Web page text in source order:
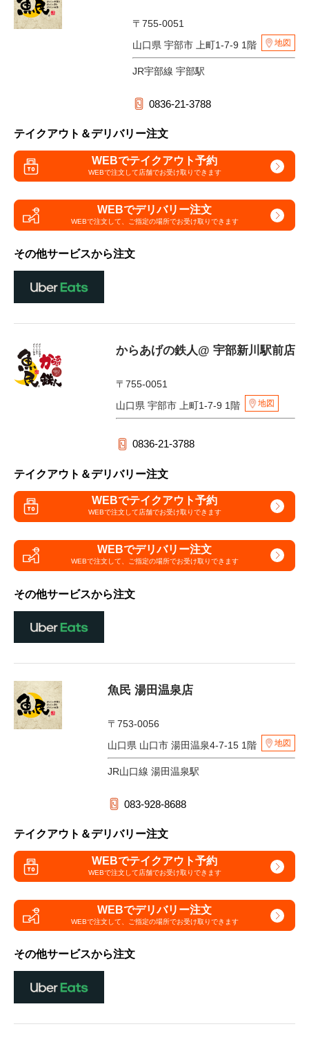
〒755-0051
山口県 宇部市 上町1-7-9 1階
地図
JR宇部線 宇部駅
0836-21-3788
テイクアウト＆デリバリー注文
WEBでテイクアウト予約
WEBで注文して店舗でお受け取りできます
WEBでデリバリー注文
WEBで注文して、 ご指定の場所でお受け取りできます
その他サービスから注文
からあげの鉄人@ 宇部新川駅前店
〒755-0051
山口県 宇部市 上町1-7-9 1階
地図
0836-21-3788
テイクアウト＆デリバリー注文
WEBでテイクアウト予約
WEBで注文して店舗でお受け取りできます
WEBでデリバリー注文
WEBで注文して、 ご指定の場所でお受け取りできます
その他サービスから注文
魚民 湯田温泉店
〒753-0056
山口県 山口市 湯田温泉4-7-15 1階
地図
JR山口線 湯田温泉駅
083-928-8688
テイクアウト＆デリバリー注文
WEBでテイクアウト予約
WEBで注文して店舗でお受け取りできます
WEBでデリバリー注文
WEBで注文して、 ご指定の場所でお受け取りできます
その他サービスから注文